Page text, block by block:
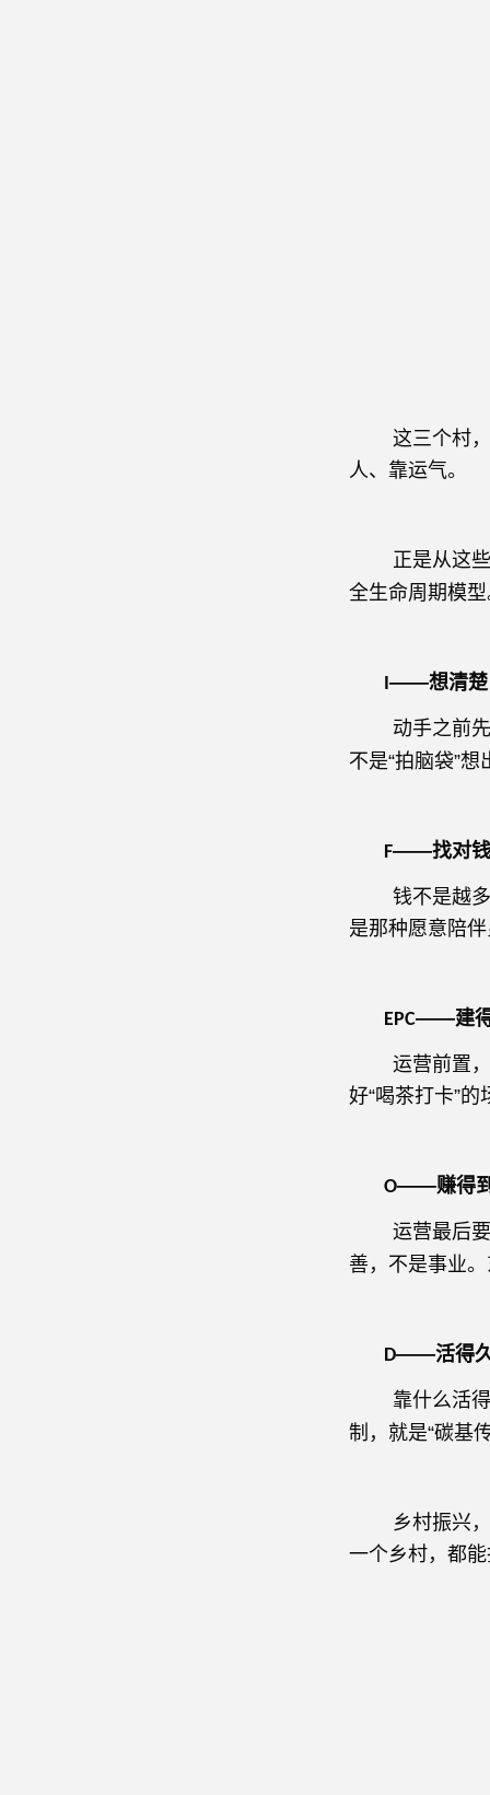
这三个村，模
人、靠运气。
正是从这些
全生命周期模
I——想清楚
动手之前先
不是“拍脑袋”想
F——找对钱
钱不是越多
是那种愿意陪伴
EPC——建
运营前置，以
好“喝茶打卡”
O——赚得
运营最后要
善，不是事业
D——活得
靠什么活得久
制，就是“碳基
乡村振兴，
一个乡村，都